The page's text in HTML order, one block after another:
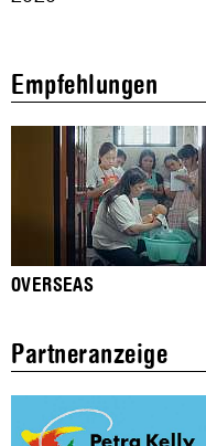
Empfehlungen
OVERSEAS
Partneranzeige